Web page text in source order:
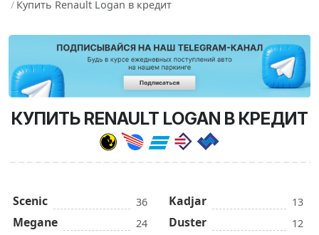
Купить Renault Logan в кредит
КУПИТЬ RENAULT LOGAN В КРЕДИТ
Scenic 36
Megane 24
Kadjar 13
Duster 12